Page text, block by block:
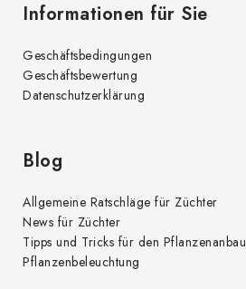
Informationen für Sie
Geschäftsbedingungen
Geschäftsbewertung
Datenschutzerklärung
Blog
Allgemeine Ratschläge für Züchter
News für Züchter
Tipps und Tricks für den Pflanzenanbau
Pflanzenbeleuchtung